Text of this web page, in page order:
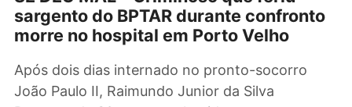
SE DEU MAL – Criminoso que feriu
sargento do BPTAR durante
Após dois dias internado no pronto-socorro